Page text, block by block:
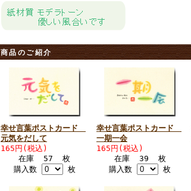
商品のご紹介
幸せ言葉ポストカード
元気をだして
165円(税込)
在庫 57 枚
購入数
枚
幸せ言葉ポストカード
一期一会
165円(税込)
在庫 39 枚
購入数
枚